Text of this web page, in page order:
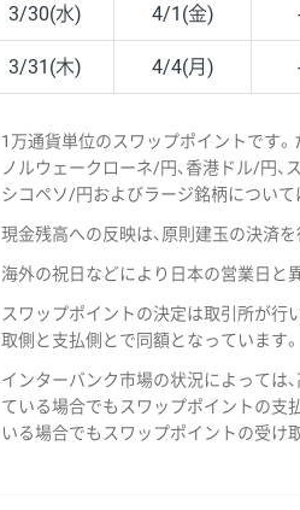
3/30(水) 4/1(金)
3/31(木) 4/4(月)
1万通貨単位のスワップポイントです。
ノルウェークローネ/円、香港ドル/円、
シコペソ/円およびラージ銘柄について
現金残高への反映は、原則建玉の決済
海外の祝日などにより日本の営業日と
スワップポイントの決定は取引所が行
取側と支払側とで同額となっています。
インターバンク市場の状況によっては
ている場合でもスワップポイントの支
いる場合でもスワップポイントの受け